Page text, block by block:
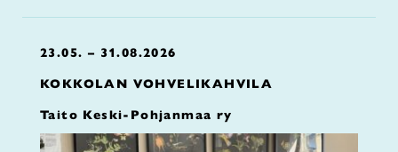
23.05. – 31.08.2026
KOKKOLAN VOHVELIKAHVILA
Taito Keski-Pohjanmaa ry